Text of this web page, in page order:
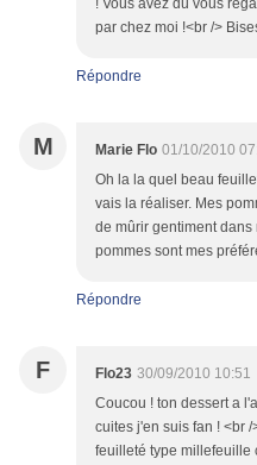
! Vous avez dû vous
par chez moi !<br />
Répondre
M Marie Flo 01/10/2010
Oh la la quel beau
vais la réaliser. Mes
de mûrir gentiment dans
pommes sont mes
Répondre
F Flo23 30/09/2010 10:51
Coucou ! ton dessert a
cuites j'en suis fan ! <br
feuilleté type millefeuille